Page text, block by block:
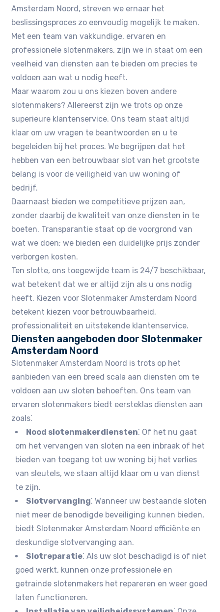
Amsterdam Noord, streven we ernaar het
beslissingsproces zo eenvoudig mogelijk te maken.​
Met een team van vakkundige, ervaren en
professionele slotenmakers, zijn we in staat om een
veelheid van diensten aan te bieden om precies te
voldoen aan wat u nodig heeft.
Maar waarom zou u ons kiezen boven andere
slotenmakers? Allereerst zijn we trots op onze
superieure klantenservice.​ Ons team staat altijd
klaar om uw vragen te beantwoorden en u te
begeleiden bij het proces.​ We begrijpen dat het
hebben van een betrouwbaar slot van het grootste
belang is voor de veiligheid van uw woning of
bedrijf.​
Daarnaast bieden we competitieve prijzen aan,
zonder daarbij de kwaliteit van onze diensten in te
boeten.​ Transparantie staat op de voorgrond van
wat we doen; we bieden een duidelijke prijs zonder
verborgen kosten.​
Ten slotte, ons toegewijde team is 24/7 beschikbaar,
wat betekent dat we er altijd zijn als u ons nodig
heeft.​ Kiezen voor Slotenmaker Amsterdam Noord
betekent kiezen voor betrouwbaarheid,
professionaliteit en uitstekende klantenservice.
Diensten aangeboden door Slotenmaker
Amsterdam Noord
Slotenmaker Amsterdam Noord is trots op het
aanbieden van een breed scala aan diensten om te
voldoen aan uw sloten behoeften.​ Ons team van
ervaren slotenmakers biedt eersteklas diensten aan
zoals⁚
Nood slotenmakerdiensten⁚ Of het nu gaat
om het vervangen van sloten na een inbraak of het
bieden van toegang tot uw woning bij het verlies
van sleutels, we staan altijd klaar om u van dienst
te zijn.​
Slotvervanging⁚ Wanneer uw bestaande sloten
niet meer de benodigde beveiliging kunnen bieden,
biedt Slotenmaker Amsterdam Noord efficiënte en
deskundige slotvervanging aan.​
Slotreparatie⁚ Als uw slot beschadigd is of niet
goed werkt, kunnen onze professionele en
getrainde slotenmakers het repareren en weer goed
laten functioneren.​